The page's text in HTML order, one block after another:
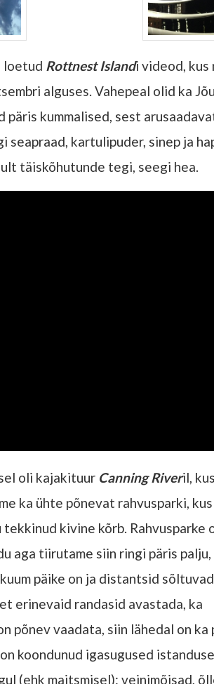
loetud Rottnest Islandi videod, kus
alguses. Vahepeal olid ka
päris kummalised, sest
kartulipuder, sinep ja
täiskõhutunde tegi, seegi hea.
oli kajakituur Canning Riveril,
ka ühte põnevat rahvusparki, kus
kivine kõrb. Rahvusparke
aga tiirutame siin ringi päris
päike on ja distantsid
erinevaid randasid avastada, ka
põnev vaadata, siin lähedal on ka
koondunud igasugused
(ehk maitsmisel): veinimõisad,